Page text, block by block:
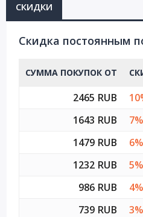
СКИДКИ
Cкидка постоянным
СУММА ПОКУПОК ОТ
2465 RUB
1643 RUB
7%
1479 RUB
6%
1232 RUB
5%
986 RUB
4%
739 RUB
3%